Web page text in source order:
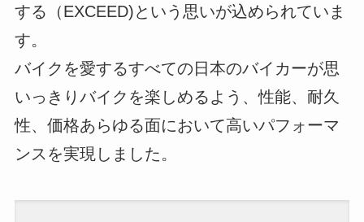
する（EXCEED)という思いが込められていま
す。
バイクを愛するすべての日本のバイカーが思
いっきりバイクを楽しめるよう、性能、耐久
性、価格あらゆる面において高いパフォーマ
ンスを実現しました。